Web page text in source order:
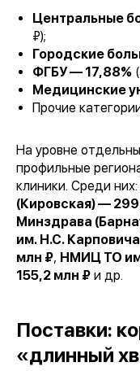
Центральные
₽);
Городские
ФГБУ — 17,88%
Медицинские
Прочие
На уровне
профильные
клиники. Среди них:
(Кировская) —
Минздрава
им. Н.С.
млн ₽, НМИЦ ТО
155,2 млн ₽ и др.
Поставки:
«длинный